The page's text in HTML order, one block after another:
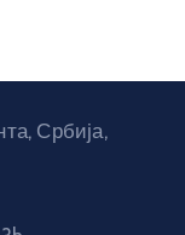
Србија,